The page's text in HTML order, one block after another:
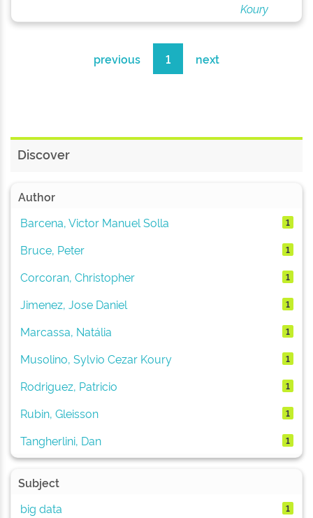
Koury
previous 1 next
Discover
Author
Barcena, Victor Manuel Solla
1
Bruce, Peter 1
Corcoran, Christopher 1
Jimenez, Jose Daniel 1
Marcassa, Natália 1
Musolino, Sylvio Cezar Koury 1
Rodriguez, Patricio 1
Rubin, Gleisson 1
Tangherlini, Dan 1
Subject
big data
1